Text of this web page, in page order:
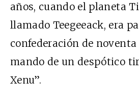
años, cuando el planeta
llamado Teegeeack, era
confederación de
mando de un despótico
Xenu”.